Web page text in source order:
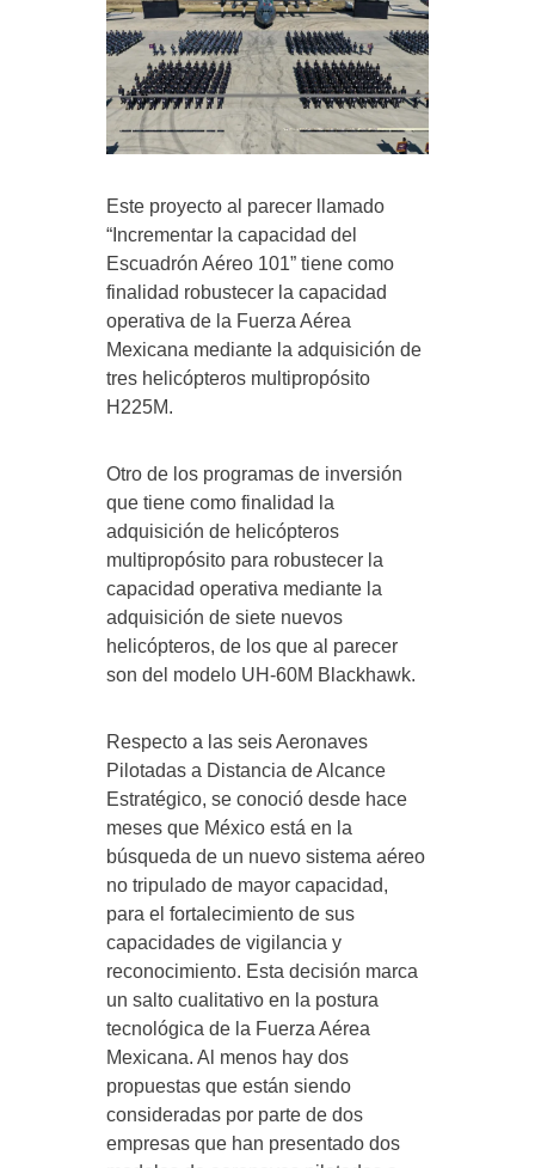
Este proyecto al parecer llamado
“Incrementar la capacidad del
Escuadrón Aéreo 101” tiene como
finalidad robustecer la capacidad
operativa de la Fuerza Aérea
Mexicana mediante la adquisición de
tres helicópteros multipropósito
H225M.
Otro de los programas de inversión
que tiene como finalidad la
adquisición de helicópteros
multipropósito para robustecer la
capacidad operativa mediante la
adquisición de siete nuevos
helicópteros, de los que al parecer
son del modelo UH-60M Blackhawk.
Respecto a las seis Aeronaves
Pilotadas a Distancia de Alcance
Estratégico, se conoció desde hace
meses que México está en la
búsqueda de un nuevo sistema aéreo
no tripulado de mayor capacidad,
para el fortalecimiento de sus
capacidades de vigilancia y
reconocimiento. Esta decisión marca
un salto cualitativo en la postura
tecnológica de la Fuerza Aérea
Mexicana. Al menos hay dos
propuestas que están siendo
consideradas por parte de dos
empresas que han presentado dos